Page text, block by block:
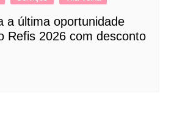
a última oportunidade
Refis 2026 com desconto